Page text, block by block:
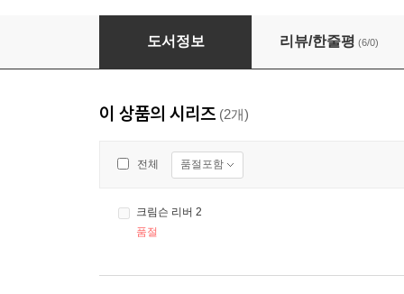
크림슨 리버 1
도서정보 리뷰/한줄평 (6/0)
이 상품의 시리즈 (2개)
전체 품절포함
크림슨 리버 2
품절